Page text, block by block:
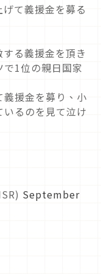
て義援金を募る
る義援金を頂き
1位の親日国家
援金を募り、小
るのを見て泣け
September